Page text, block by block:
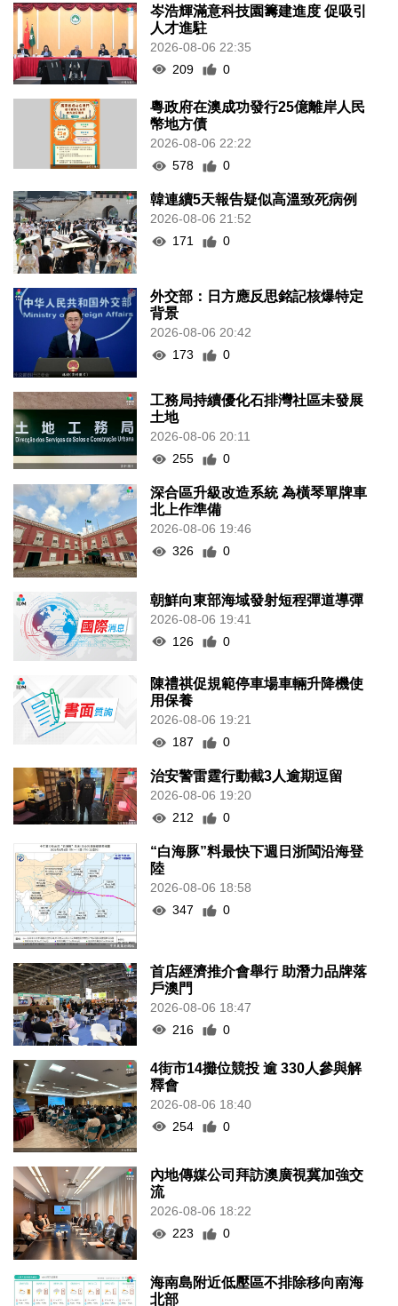
岑浩輝滿意科技園籌建進度 促吸引
人才進駐
2026-08-06 22:35
209
0
粵政府在澳成功發行25億離岸人民
幣地方債
2026-08-06 22:22
578
0
韓連續5天報告疑似高溫致死病例
2026-08-06 21:52
171
0
外交部：日方應反思銘記核爆特定
背景
2026-08-06 20:42
173
0
工務局持續優化石排灣社區未發展
土地
2026-08-06 20:11
255
0
深合區升級改造系統 為橫琴單牌車
北上作準備
2026-08-06 19:46
326
0
朝鮮向東部海域發射短程彈道導彈
2026-08-06 19:41
126
0
陳禮祺促規範停車場車輛升降機使
用保養
2026-08-06 19:21
187
0
治安警雷霆行動截3人逾期逗留
2026-08-06 19:20
212
0
“白海豚”料最快下週日浙閩沿海登
陸
2026-08-06 18:58
347
0
首店經濟推介會舉行 助潛力品牌落
戶澳門
2026-08-06 18:47
216
0
4街市14攤位競投 逾 330人參與解
釋會
2026-08-06 18:40
254
0
內地傳媒公司拜訪澳廣視冀加強交
流
2026-08-06 18:22
223
0
海南島附近低壓區不排除移向南海
北部